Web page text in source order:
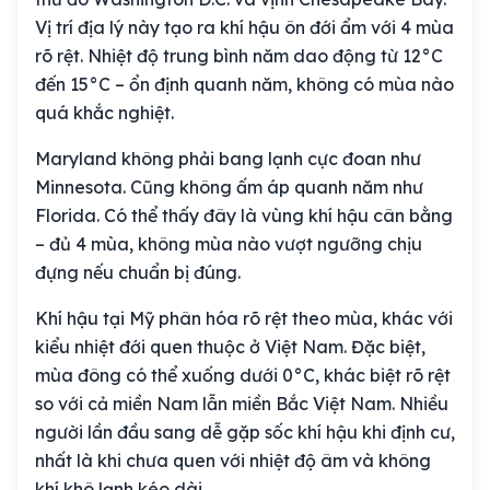
Vị trí địa lý này tạo ra khí hậu ôn đới ẩm với 4 mùa
rõ rệt. Nhiệt độ trung bình năm dao động từ 12°C
đến 15°C – ổn định quanh năm, không có mùa nào
quá khắc nghiệt.
Maryland không phải bang lạnh cực đoan như
Minnesota. Cũng không ấm áp quanh năm như
Florida. Có thể thấy đây là vùng khí hậu cân bằng
– đủ 4 mùa, không mùa nào vượt ngưỡng chịu
đựng nếu chuẩn bị đúng.
Khí hậu tại Mỹ phân hóa rõ rệt theo mùa, khác với
kiểu nhiệt đới quen thuộc ở Việt Nam. Đặc biệt,
mùa đông có thể xuống dưới 0°C, khác biệt rõ rệt
so với cả miền Nam lẫn miền Bắc Việt Nam. Nhiều
người lần đầu sang dễ gặp sốc khí hậu khi định cư,
nhất là khi chưa quen với nhiệt độ âm và không